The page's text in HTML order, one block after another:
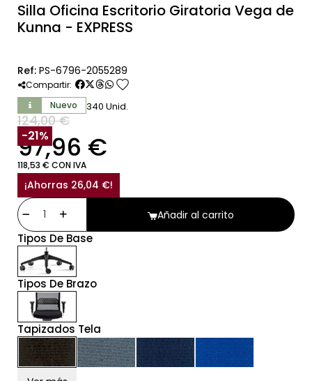
Silla Oficina Escritorio Giratoria Vega de
Kunna - EXPRESS
Ref: PS-6796-2055289
Compartir: favorite
Nuevo 340 Unid.
124,00 €
SIN IVA
97,96 €
118,53 € CON IVA
¡Ahorras 26,04 €!
-21%
Añadir al carrito
Tipos De Base
Tipos De Brazo
Tapizados Tela